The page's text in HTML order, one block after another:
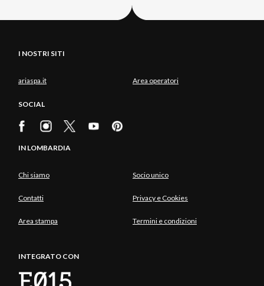
I NOSTRI SITI
ariaspa.it Area operatori
SOCIAL
IN LOMBARDIA
Chi siamo Socio unico
Contatti Privacy e Cookies
Area stampa Termini e condizioni
INTEGRATO CON